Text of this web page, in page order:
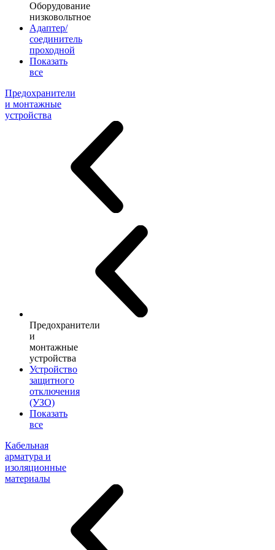
Оборудование
низковольтное
Адаптер/
соединитель
проходной
Показать
все
Предохранители
и монтажные
устройства
Предохранители
и
монтажные
устройства
Устройство
защитного
отключения
(УЗО)
Показать
все
Кабельная
арматура и
изоляционные
материалы